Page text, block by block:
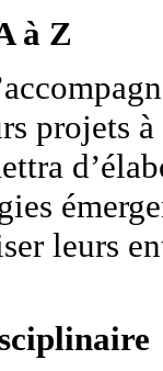
à Z
projets
leurs